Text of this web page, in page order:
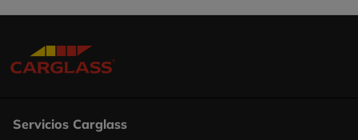
Servicios Carglass